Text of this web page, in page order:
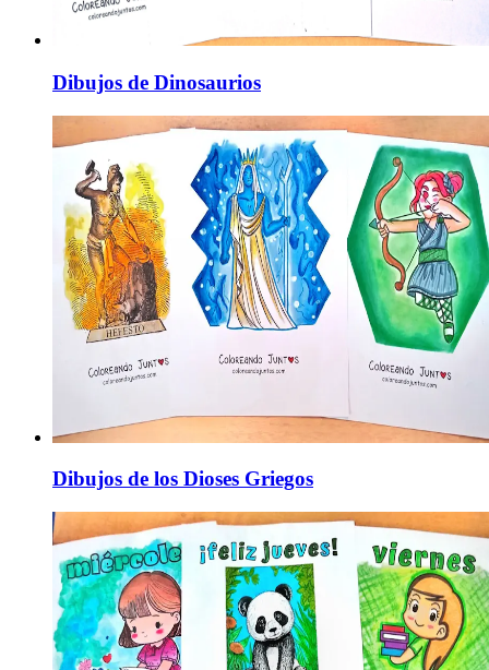
Dibujos de Dinosaurios
Dibujos de los Dioses Griegos